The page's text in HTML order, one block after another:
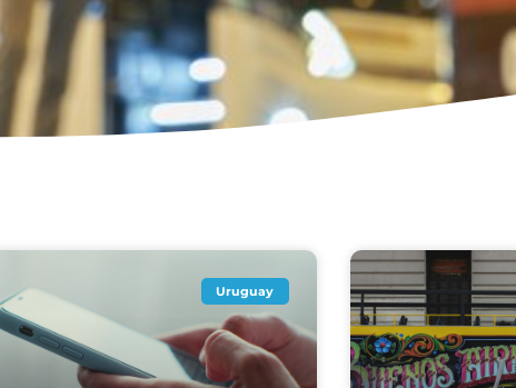
Uruguay